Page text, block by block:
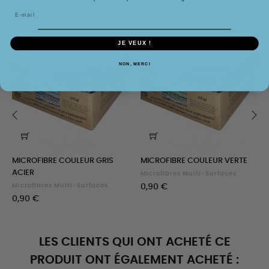
MICROFIBRE COULEUR GRIS
ACIER
Microfibres Multi-Surfaces
Prix
0,90 €
MICROFIBRE COULEUR VERTE
Microfibres Multi-Surfaces
Prix
0,90 €
LES CLIENTS QUI ONT ACHETÉ CE
PRODUIT ONT ÉGALEMENT ACHETÉ :
JE VEUX !
NON, MERCI